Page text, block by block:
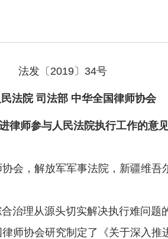
法发〔2019〕34号
法院 司法部 中华全国律师协会
律师参与人民法院执行工作的意
会，解放军军事法院，新疆维
理从源头切实解决执行难问题
师协会研究制定了《关于深入